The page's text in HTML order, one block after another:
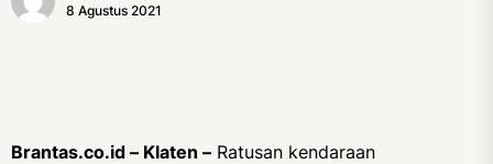
8 Agustus 2021
Brantas.co.id – Klaten – Ratusan kendaraan